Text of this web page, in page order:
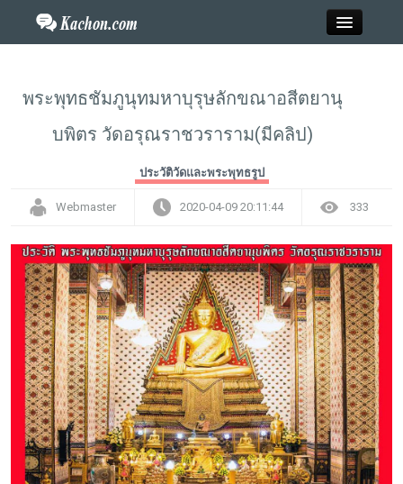
Home
ข่าว
วาไรตี้
ไลฟ์สไตล์
สังคมออนไลน์
พระดอทกะฉ่อน
กะฉ่อนช้อปปิ้ง
พระพุทธชัมภูนุทมหาบุรุษลักขณาอสีตยานุ
บพิตร วัดอรุณราชวราราม(มีคลิป)
ประวัติวัดและพระพุทธรูป
Webmaster 2020-04-09 20:11:44 333